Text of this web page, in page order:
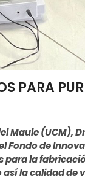
PARA
Maule (UCM),
Fondo de
la
la calidad de